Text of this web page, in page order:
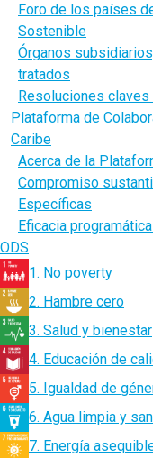
Foro de los países
Sostenible
Órganos
tratados
Resoluciones
Plataforma de
Caribe
Acerca de la
Compromiso
Específicas
Eficacia
ODS
1. No poverty
2. Hambre cero
3. Salud y bienestar
4. Educación de
5. Igualdad de
6. Agua limpia y
7. Energía